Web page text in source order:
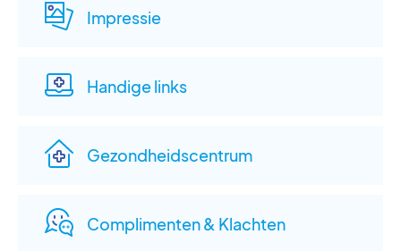
Impressie
Handige links
Gezondheidscentrum
Complimenten & Klachten